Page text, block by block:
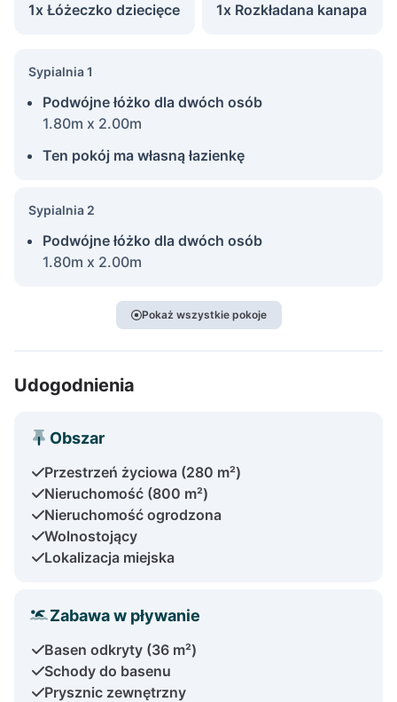
1x Łóżeczko dziecięce 1x Rozkładana kanapa
Sypialnia 1
Podwójne łóżko dla dwóch osób
1.80m x 2.00m
Ten pokój ma własną łazienkę
Sypialnia 2
Podwójne łóżko dla dwóch osób
1.80m x 2.00m
Pokaż wszystkie pokoje
Udogodnienia
Obszar
Przestrzeń życiowa (280 m²)
Nieruchomość (800 m²)
Nieruchomość ogrodzona
Wolnostojący
Lokalizacja miejska
Zabawa w pływanie
Basen odkryty (36 m²)
Schody do basenu
Prysznic zewnętrzny